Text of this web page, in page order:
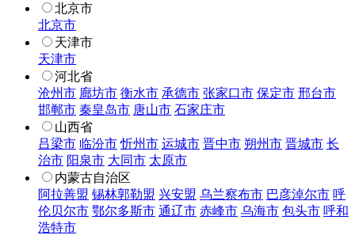
北京市
北京市
天津市
天津市
河北省
沧州市 廊坊市 衡水市 承德市 张家口市 保定市 邢台市
邯郸市 秦皇岛市 唐山市 石家庄市
山西省
吕梁市 临汾市 忻州市 运城市 晋中市 朔州市 晋城市 长
治市 阳泉市 大同市 太原市
内蒙古自治区
阿拉善盟 锡林郭勒盟 兴安盟 乌兰察布市 巴彦淖尔市 呼
伦贝尔市 鄂尔多斯市 通辽市 赤峰市 乌海市 包头市 呼和
浩特市